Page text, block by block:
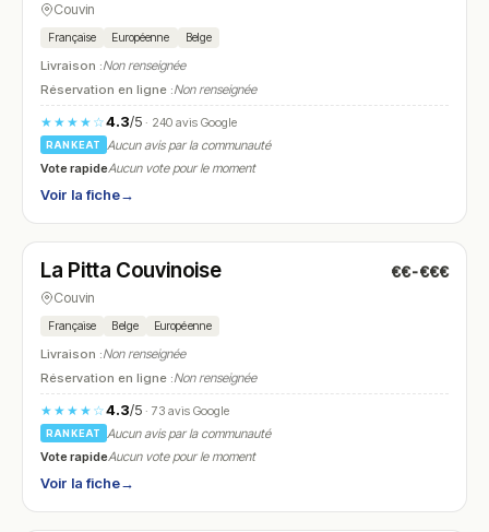
Couvin
Française Européenne Belge
Livraison :Non renseignée
Réservation en ligne :Non renseignée
★★★★☆4.3/5· 240 avis Google
RANKEAT
Aucun avis par la communauté
Vote rapideAucun vote pour le moment
Voir la fiche→
N° 18
La Pitta Couvinoise €€-€€€
Couvin
Française Belge Européenne
Livraison :Non renseignée
Réservation en ligne :Non renseignée
★★★★☆4.3/5· 73 avis Google
RANKEAT
Aucun avis par la communauté
Vote rapideAucun vote pour le moment
Voir la fiche→